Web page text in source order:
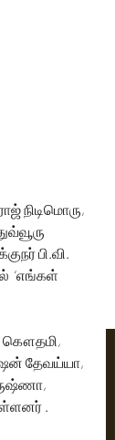
நிடிமொரு,
பி.வி.
‘எங்கள்
கௌதமி,
தேவய்யா,
.